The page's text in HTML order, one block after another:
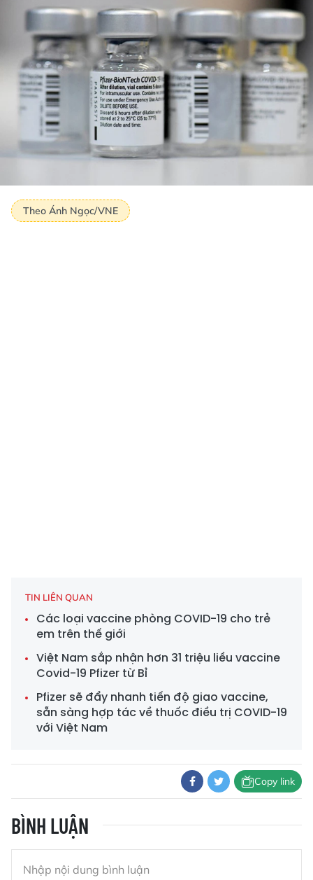
Theo Ánh Ngọc/VNE
TIN LIÊN QUAN
Các loại vaccine phòng COVID-19 cho trẻ
em trên thế giới
Việt Nam sắp nhận hơn 31 triệu liều vaccine
Covid-19 Pfizer từ Bỉ
Pfizer sẽ đẩy nhanh tiến độ giao vaccine,
sẵn sàng hợp tác về thuốc điều trị COVID-19
với Việt Nam
Copy link
BÌNH LUẬN